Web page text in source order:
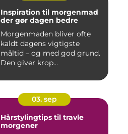
Inspiration til morgenmad
der gør dagen bedre
Morgenmaden bliver ofte
kaldt dagens vigtigste
måltid – og med god grund.
Den giver krop...
03. sep
Hårstylingtips til travle
morgener